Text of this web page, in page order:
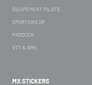
ÉQUIPEMENT PILOTE
SPORTSWEAR
PADDOCK
VTT & BMX
MX STICKERS